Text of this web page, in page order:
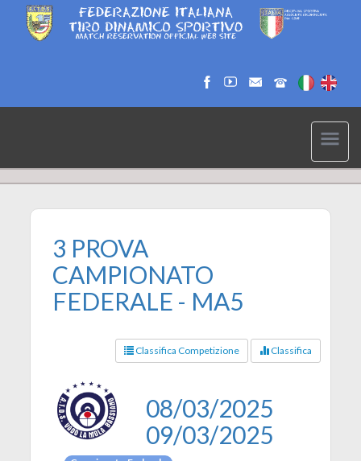
3 PROVA
CAMPIONATO
FEDERALE - MA5
Classifica Competizione Classifica
08/03/2025
09/03/2025